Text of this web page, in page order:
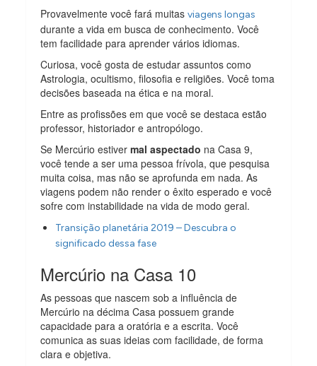
Provavelmente você fará muitasviagens longas
durante a vida em busca de conhecimento. Você
tem facilidade para aprender vários idiomas.
Curiosa, você gosta de estudar assuntos como
Astrologia, ocultismo, filosofia e religiões. Você toma
decisões baseada na ética e na moral.
Entre as profissões em que você se destaca estão
professor, historiador e antropólogo.
Se Mercúrio estivermal aspectado na Casa 9,
você tende a ser uma pessoa frívola, que pesquisa
muita coisa, mas não se aprofunda em nada. As
viagens podem não render o êxito esperado e você
sofre com instabilidade na vida de modo geral.
Transição planetária 2019 – Descubra o
significado dessa fase
Mercúrio na Casa 10
As pessoas que nascem sob a influência de
Mercúrio na décima Casa possuem grande
capacidade para a oratória e a escrita. Você
comunica as suas ideias com facilidade, de forma
clara e objetiva.